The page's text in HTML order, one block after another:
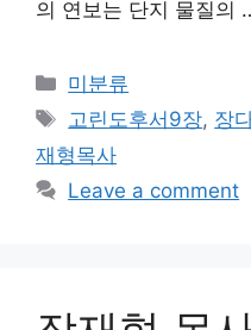
의 연보는 단지 물질의
Categories
미분류
Tags
고린도후서9장, 장
재형목사
Leave a comment